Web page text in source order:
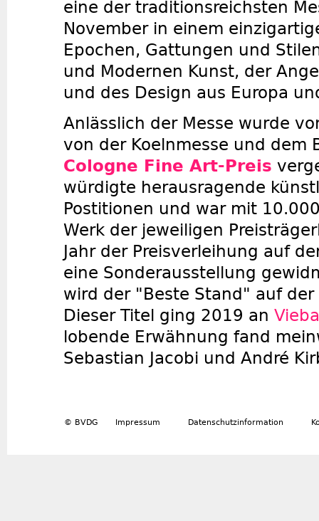
eine der traditionsreichsten
November in einem
Epochen, Gattungen und
und Modernen Kunst, der
und des Design aus Europa
Anlässlich der Messe wurde
von der Koelnmesse und dem
Cologne Fine Art-Preis
würdigte herausragende
Postitionen und war mit
Werk der jeweiligen
Jahr der Preisverleihung auf
eine Sonderausstellung
wird der "Beste Stand" auf
Dieser Titel ging 2019 an
lobende Erwähnung fand
Sebastian Jacobi und André
© BVDG Impressum Datenschutzinformation